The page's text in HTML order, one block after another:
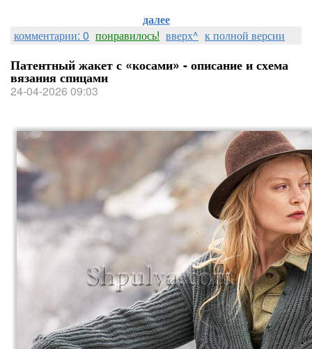
далее
комментарии: 0 понравилось! вверх^ к полной версии
Патентный жакет с «косами» - описание и схема
вязания спицами
24-04-2026 09:03